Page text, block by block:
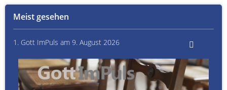
Meist gesehen
1. Gott ImPuls am 9. August 2026